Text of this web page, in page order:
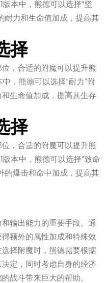
本中，熊德可以选择“坚
耐力和生命值加成，提高其
择
，合适的附魔可以提升熊
，熊德可以选择“耐力”附
生命值加成，提高其生存
择
，合适的附魔可以提升熊
本中，熊德可以选择“致命
的爆击和命中加成，提高其
输出能力的重要手段。通
额外的属性加成和特殊效
择附魔时，熊德需要根据
定，同时考虑自身的经济
战斗带来巨大的帮助。